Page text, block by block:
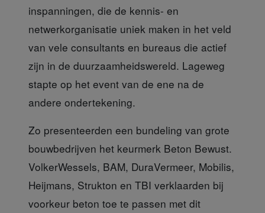
inspanningen, die de kennis- en
netwerkorganisatie uniek maken in het veld
van vele consultants en bureaus die actief
zijn in de duurzaamheidswereld. Lageweg
stapte op het event van de ene na de
andere ondertekening.
Zo presenteerden een bundeling van grote
bouwbedrijven het keurmerk Beton Bewust.
VolkerWessels, BAM, DuraVermeer, Mobilis,
Heijmans, Strukton en TBI verklaarden bij
voorkeur beton toe te passen met dit